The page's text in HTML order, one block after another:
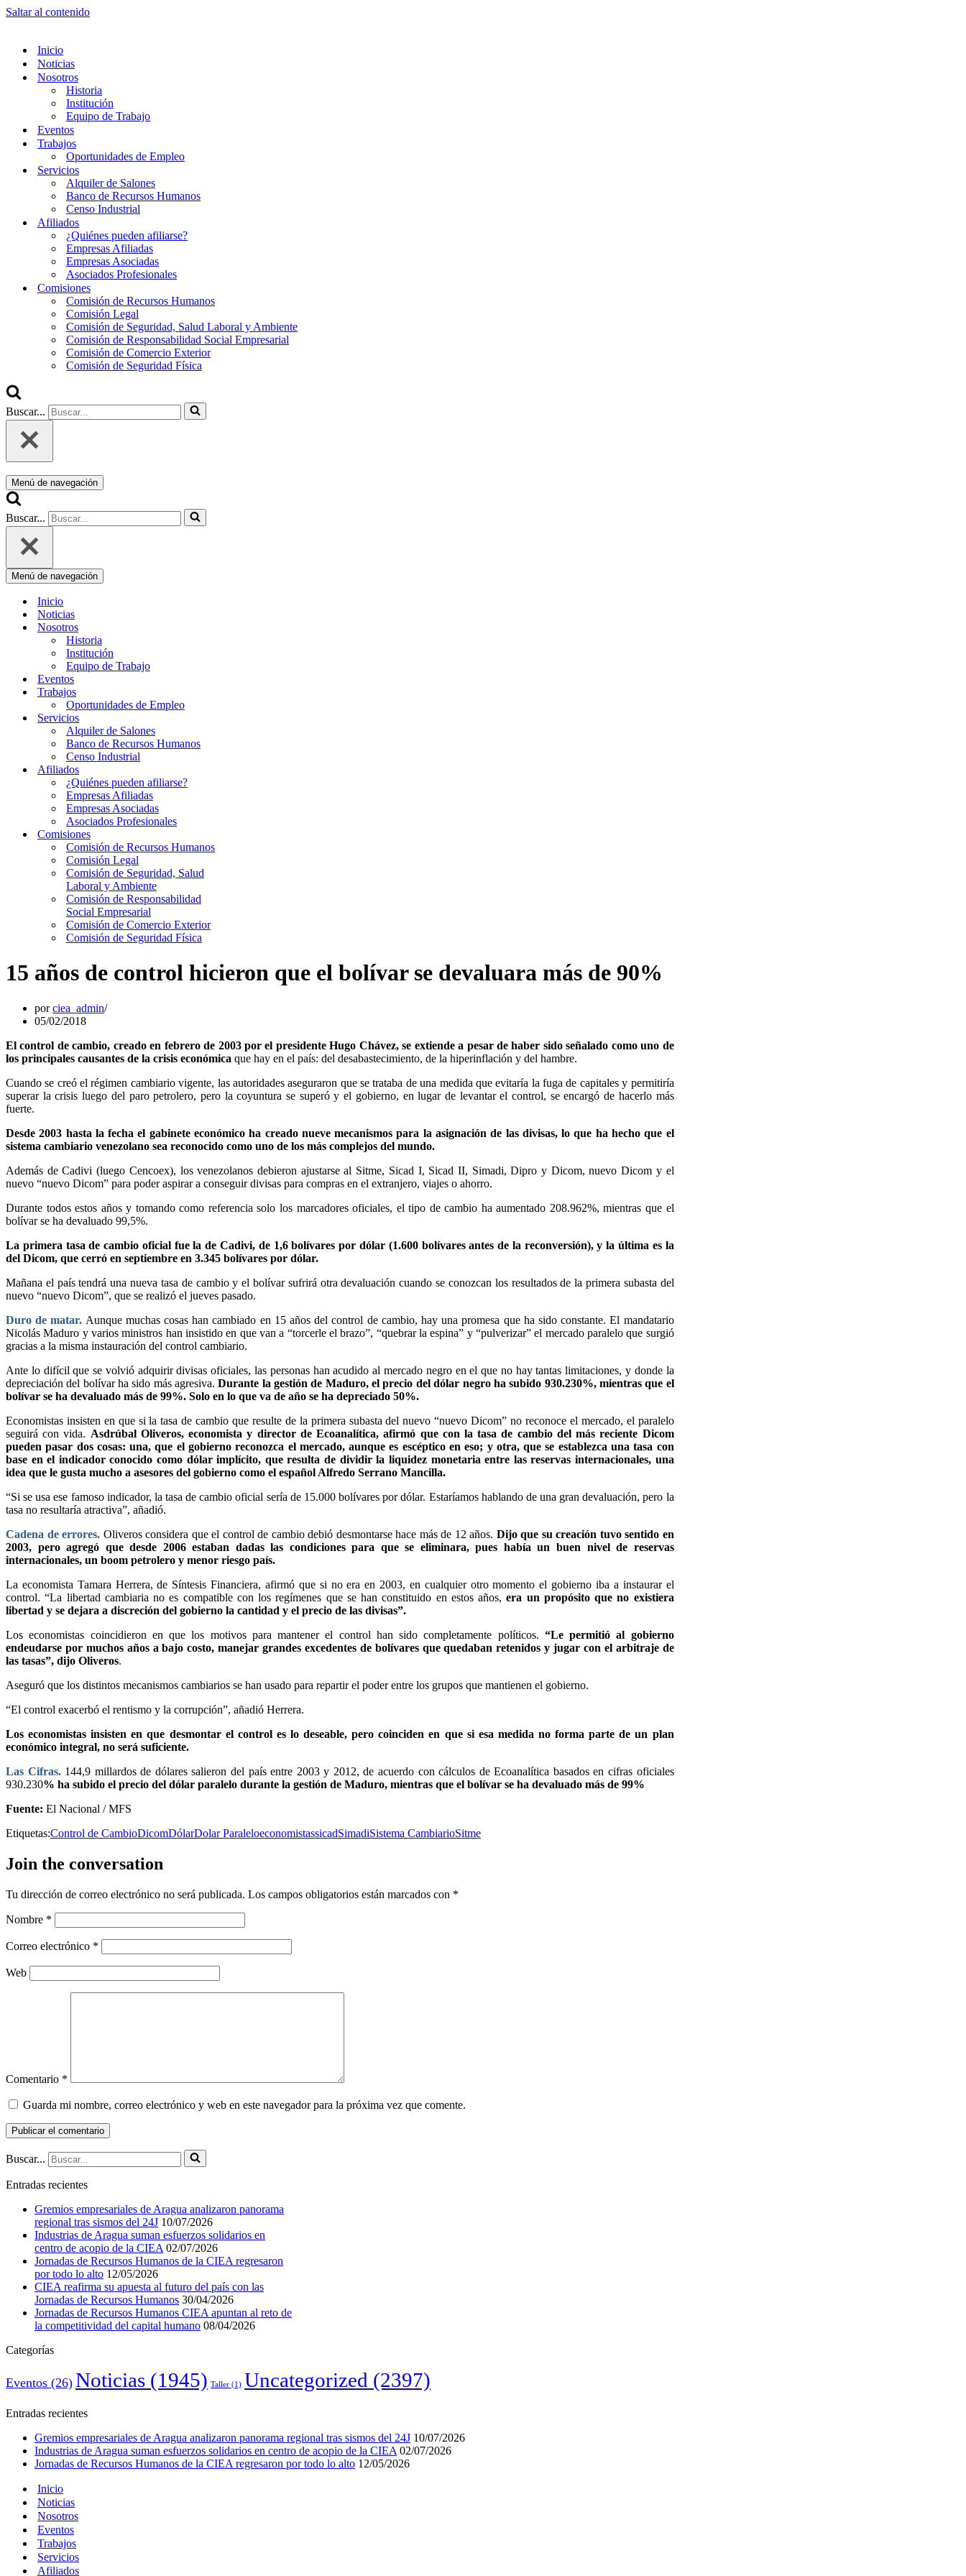
Saltar al contenido
Inicio
Noticias
Nosotros
Historia
Institución
Equipo de Trabajo
Eventos
Trabajos
Oportunidades de Empleo
Servicios
Alquiler de Salones
Banco de Recursos Humanos
Censo Industrial
Afiliados
¿Quiénes pueden afiliarse?
Empresas Afiliadas
Empresas Asociadas
Asociados Profesionales
Comisiones
Comisión de Recursos Humanos
Comisión Legal
Comisión de Seguridad, Salud Laboral y Ambiente
Comisión de Responsabilidad Social Empresarial
Comisión de Comercio Exterior
Comisión de Seguridad Física
Buscar...
Menú de navegación
Buscar...
Menú de navegación
Inicio
Noticias
Nosotros
Historia
Institución
Equipo de Trabajo
Eventos
Trabajos
Oportunidades de Empleo
Servicios
Alquiler de Salones
Banco de Recursos Humanos
Censo Industrial
Afiliados
¿Quiénes pueden afiliarse?
Empresas Afiliadas
Empresas Asociadas
Asociados Profesionales
Comisiones
Comisión de Recursos Humanos
Comisión Legal
Comisión de Seguridad, Salud
Laboral y Ambiente
Comisión de Responsabilidad
Social Empresarial
Comisión de Comercio Exterior
Comisión de Seguridad Física
15 años de control hicieron que el bolívar se devaluara más de 90%
porciea_admin
05/02/2018
El control de cambio, creado en febrero de 2003 por el presidente Hugo Chávez, se extiende a pesar de haber sido señalado como uno de
los principales causantes de la crisis económica que hay en el país: del desabastecimiento, de la hiperinflación y del hambre.
Cuando se creó el régimen cambiario vigente, las autoridades aseguraron que se trataba de una medida que evitaría la fuga de capitales y permitiría
superar la crisis luego del paro petrolero, pero la coyuntura se superó y el gobierno, en lugar de levantar el control, se encargó de hacerlo más
fuerte.
Desde 2003 hasta la fecha el gabinete económico ha creado nueve mecanismos para la asignación de las divisas, lo que ha hecho que el
sistema cambiario venezolano sea reconocido como uno de los más complejos del mundo.
Además de Cadivi (luego Cencoex), los venezolanos debieron ajustarse al Sitme, Sicad I, Sicad II, Simadi, Dipro y Dicom, nuevo Dicom y el
nuevo “nuevo Dicom” para poder aspirar a conseguir divisas para compras en el extranjero, viajes o ahorro.
Durante todos estos años y tomando como referencia solo los marcadores oficiales, el tipo de cambio ha aumentado 208.962%, mientras que el
bolívar se ha devaluado 99,5%.
La primera tasa de cambio oficial fue la de Cadivi, de 1,6 bolívares por dólar (1.600 bolívares antes de la reconversión), y la última es la
del Dicom, que cerró en septiembre en 3.345 bolívares por dólar.
Mañana el país tendrá una nueva tasa de cambio y el bolívar sufrirá otra devaluación cuando se conozcan los resultados de la primera subasta del
nuevo “nuevo Dicom”, que se realizó el jueves pasado.
Duro de matar. Aunque muchas cosas han cambiado en 15 años del control de cambio, hay una promesa que ha sido constante. El mandatario
Nicolás Maduro y varios ministros han insistido en que van a “torcerle el brazo”, “quebrar la espina” y “pulverizar” el mercado paralelo que surgió
gracias a la misma instauración del control cambiario.
Ante lo difícil que se volvió adquirir divisas oficiales, las personas han acudido al mercado negro en el que no hay tantas limitaciones, y donde la
depreciación del bolívar ha sido más agresiva.Durante la gestión de Maduro, el precio del dólar negro ha subido 930.230%, mientras que el
bolívar se ha devaluado más de 99%. Solo en lo que va de año se ha depreciado 50%.
Economistas insisten en que si la tasa de cambio que resulte de la primera subasta del nuevo “nuevo Dicom” no reconoce el mercado, el paralelo
seguirá con vida. Asdrúbal Oliveros, economista y director de Ecoanalítica, afirmó que con la tasa de cambio del más reciente Dicom
pueden pasar dos cosas: una, que el gobierno reconozca el mercado, aunque es escéptico en eso; y otra, que se establezca una tasa con
base en el indicador conocido como dólar implícito, que resulta de dividir la liquidez monetaria entre las reservas internacionales, una
idea que le gusta mucho a asesores del gobierno como el español Alfredo Serrano Mancilla.
“Si se usa ese famoso indicador, la tasa de cambio oficial sería de 15.000 bolívares por dólar. Estaríamos hablando de una gran devaluación, pero la
tasa no resultaría atractiva”, añadió.
Cadena de errores. Oliveros considera que el control de cambio debió desmontarse hace más de 12 años. Dijo que su creación tuvo sentido en
2003, pero agregó que desde 2006 estaban dadas las condiciones para que se eliminara, pues había un buen nivel de reservas
internacionales, un boom petrolero y menor riesgo país.
La economista Tamara Herrera, de Síntesis Financiera, afirmó que si no era en 2003, en cualquier otro momento el gobierno iba a instaurar el
control. “La libertad cambiaria no es compatible con los regímenes que se han constituido en estos años,era un propósito que no existiera
libertad y se dejara a discreción del gobierno la cantidad y el precio de las divisas”.
Los economistas coincidieron en que los motivos para mantener el control han sido completamente políticos. “Le permitió al gobierno
endeudarse por muchos años a bajo costo, manejar grandes excedentes de bolívares que quedaban retenidos y jugar con el arbitraje de
las tasas”, dijo Oliveros.
Aseguró que los distintos mecanismos cambiarios se han usado para repartir el poder entre los grupos que mantienen el gobierno.
“El control exacerbó el rentismo y la corrupción”, añadió Herrera.
Los economistas insisten en que desmontar el control es lo deseable, pero coinciden en que si esa medida no forma parte de un plan
económico integral, no será suficiente.
Las Cifras. 144,9 millardos de dólares salieron del país entre 2003 y 2012, de acuerdo con cálculos de Ecoanalítica basados en cifras oficiales
930.230% ha subido el precio del dólar paralelo durante la gestión de Maduro, mientras que el bolívar se ha devaluado más de 99%
Fuente: El Nacional / MFS
Etiquetas:Control de CambioDicomDólarDolar ParaleloeconomistassicadSimadiSistema CambiarioSitme
Join the conversation
Tu dirección de correo electrónico no será publicada. Los campos obligatorios están marcados con *
Nombre *
Correo electrónico *
Web
Comentario *
Guarda mi nombre, correo electrónico y web en este navegador para la próxima vez que comente.
Buscar...
Entradas recientes
Gremios empresariales de Aragua analizaron panorama
regional tras sismos del 24J 10/07/2026
Industrias de Aragua suman esfuerzos solidarios en
centro de acopio de la CIEA 02/07/2026
Jornadas de Recursos Humanos de la CIEA regresaron
por todo lo alto 12/05/2026
CIEA reafirma su apuesta al futuro del país con las
Jornadas de Recursos Humanos 30/04/2026
Jornadas de Recursos Humanos CIEA apuntan al reto de
la competitividad del capital humano 08/04/2026
Categorías
Eventos (26) Noticias (1945) Taller (1) Uncategorized (2397)
Entradas recientes
Gremios empresariales de Aragua analizaron panorama regional tras sismos del 24J 10/07/2026
Industrias de Aragua suman esfuerzos solidarios en centro de acopio de la CIEA 02/07/2026
Jornadas de Recursos Humanos de la CIEA regresaron por todo lo alto 12/05/2026
Inicio
Noticias
Nosotros
Eventos
Trabajos
Servicios
Afiliados